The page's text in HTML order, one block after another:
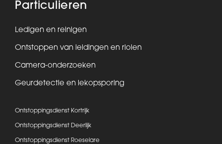
Particulieren
Ledigen en reinigen
Ontstoppen van leidingen en riolen
Camera-onderzoeken
Geurdetectie en lekopsporing
Ontstoppingsdienst Kortrijk
Ontstoppingsdienst Deerlijk
Ontstoppingsdienst Roeselare